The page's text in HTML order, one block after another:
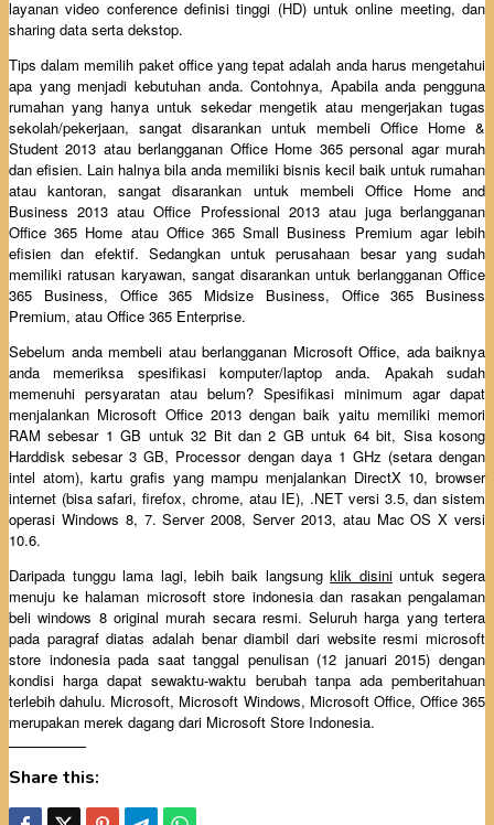
layanan video conference definisi tinggi (HD) untuk online meeting, dan
sharing data serta dekstop.
Tips dalam memilih paket office yang tepat adalah anda harus mengetahui
apa yang menjadi kebutuhan anda. Contohnya, Apabila anda pengguna
rumahan yang hanya untuk sekedar mengetik atau mengerjakan tugas
sekolah/pekerjaan, sangat disarankan untuk membeli Office Home &
Student 2013 atau berlangganan Office Home 365 personal agar murah
dan efisien. Lain halnya bila anda memiliki bisnis kecil baik untuk rumahan
atau kantoran, sangat disarankan untuk membeli Office Home and
Business 2013 atau Office Professional 2013 atau juga berlangganan
Office 365 Home atau Office 365 Small Business Premium agar lebih
efisien dan efektif. Sedangkan untuk perusahaan besar yang sudah
memiliki ratusan karyawan, sangat disarankan untuk berlangganan Office
365 Business, Office 365 Midsize Business, Office 365 Business
Premium, atau Office 365 Enterprise.
Sebelum anda membeli atau berlangganan Microsoft Office, ada baiknya
anda memeriksa spesifikasi komputer/laptop anda. Apakah sudah
memenuhi persyaratan atau belum? Spesifikasi minimum agar dapat
menjalankan Microsoft Office 2013 dengan baik yaitu memiliki memori
RAM sebesar 1 GB untuk 32 Bit dan 2 GB untuk 64 bit, Sisa kosong
Harddisk sebesar 3 GB, Processor dengan daya 1 GHz (setara dengan
intel atom), kartu grafis yang mampu menjalankan DirectX 10, browser
internet (bisa safari, firefox, chrome, atau IE), .NET versi 3.5, dan sistem
operasi Windows 8, 7. Server 2008, Server 2013, atau Mac OS X versi
10.6.
Daripada tunggu lama lagi, lebih baik langsungklik disiniuntuk segera
menuju ke halaman microsoft store indonesia dan rasakan pengalaman
beli windows 8 original murah secara resmi. Seluruh harga yang tertera
pada paragraf diatas adalah benar diambil dari website resmi microsoft
store indonesia pada saat tanggal penulisan (12 januari 2015) dengan
kondisi harga dapat sewaktu-waktu berubah tanpa ada pemberitahuan
terlebih dahulu. Microsoft, Microsoft Windows, Microsoft Office, Office 365
merupakan merek dagang dari Microsoft Store Indonesia.
Share this: